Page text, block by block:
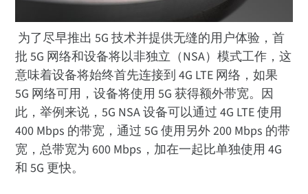
为了尽早推出 5G 技术并提供无缝的用户体验，首
批 5G 网络和设备将以非独立（NSA）模式工作，这
意味着设备将始终首先连接到 4G LTE 网络，如果
5G 网络可用，设备将使用 5G 获得额外带宽。因
此，举例来说，5G NSA 设备可以通过 4G LTE 使用
400 Mbps 的带宽，通过 5G 使用另外 200 Mbps 的带
宽，总带宽为 600 Mbps，加在一起比单独使用 4G
和 5G 更快。